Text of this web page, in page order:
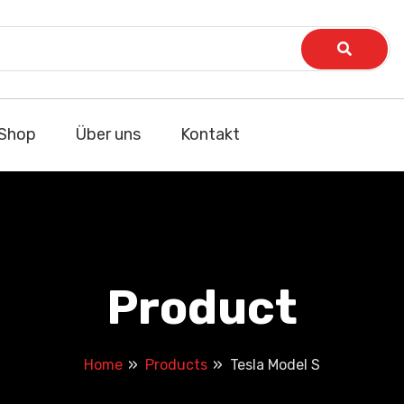
Über uns Kontakt
Product
Home Products Tesla Model S